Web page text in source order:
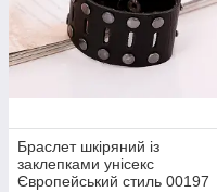
Браслет шкіряний із
заклепками унісекс
Європейський стиль 00197